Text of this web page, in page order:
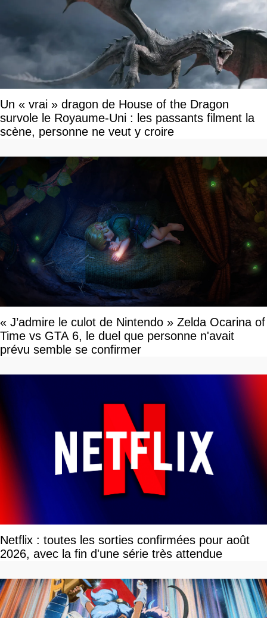
Un « vrai » dragon de House of the Dragon
survole le Royaume-Uni : les passants filment la
scène, personne ne veut y croire
« J’admire le culot de Nintendo » Zelda Ocarina of
Time vs GTA 6, le duel que personne n'avait
prévu semble se confirmer
Netflix : toutes les sorties confirmées pour août
2026, avec la fin d'une série très attendue